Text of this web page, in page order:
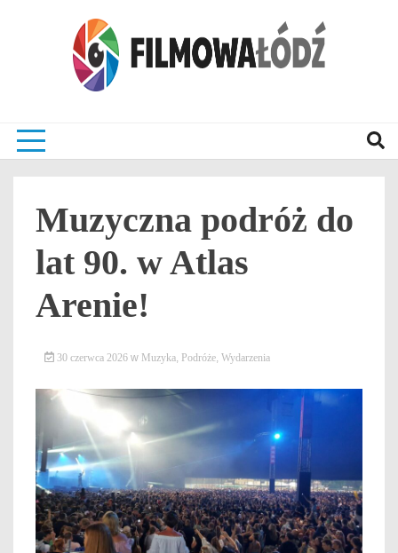
Muzyczna podróż do
lat 90. w Atlas
Arenie!
30 czerwca 2026 w Muzyka, Podróże, Wydarzenia